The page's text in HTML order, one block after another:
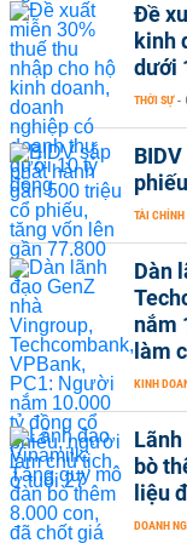
Đề
kinh
dưới
THỜI SỰ -
TÀI CHÍNH
Dàn
nắm
làm
KINH
bò
liệu
DOANH